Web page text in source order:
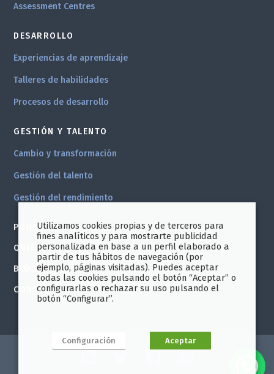
Assessment Centres
DESARROLLO
Experiencias de aprendizaje
Talleres de habilidades
Procesos de desarrollo
GESTIÓN Y TALENTO
Cambio y transformación
Gestión del talento
Gestión del rendimiento
PROYECTOS DE CLIENTES
QUIÉNES SOMOS
BLOG
CONTACTO
Utilizamos cookies propias y de terceros para
fines analíticos y para mostrarte publicidad
personalizada en base a un perfil elaborado a
partir de tus hábitos de navegación (por
ejemplo, páginas visitadas). Puedes aceptar
todas las cookies pulsando el botón “Aceptar” o
configurarlas o rechazar su uso pulsando el
botón “Configurar”.
Configuración Aceptar